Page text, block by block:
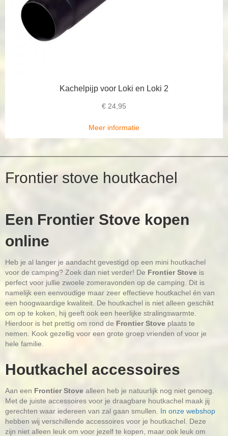
Kachelpijp voor Loki en Loki 2
€ 24,95
Meer informatie
Frontier stove houtkachel
Een Frontier Stove kopen
online
Heb je al langer je aandacht gevestigd op een mini houtkachel
voor de camping? Zoek dan niet verder! De Frontier Stove is
perfect voor jullie zwoele zomeravonden op de camping. Dit is
namelijk een eenvoudige maar zeer effectieve houtkachel én van
een hoogwaardige kwaliteit. De houtkachel is niet alleen geschikt
om op te koken, hij geeft ook een heerlijke stralingswarmte.
Hierdoor is het prettig om rond de Frontier Stove plaats te
nemen. Kook gezellig voor een grote groep vrienden of voor je
hele familie.
Houtkachel accessoires
Aan een Frontier Stove alleen heb je natuurlijk nog niet genoeg.
Met de juiste accessoires voor je draagbare houtkachel maak jij
gerechten waar iedereen van zal gaan smullen. In onze webshop
hebben wij verschillende accessoires voor je houtkachel. Deze
zijn niet alleen leuk om voor jezelf te kopen, maar ook leuk om